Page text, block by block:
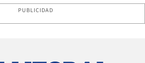
PUBLICIDAD